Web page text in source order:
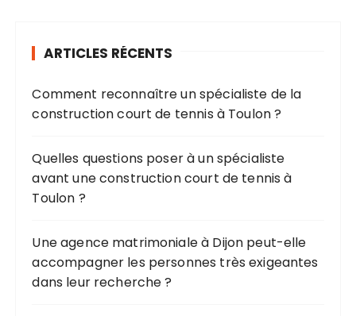
e
p
u
r
ARTICLES RÉCENTS
Comment reconnaître un spécialiste de la
construction court de tennis à Toulon ?
Quelles questions poser à un spécialiste
avant une construction court de tennis à
Toulon ?
Une agence matrimoniale à Dijon peut-elle
accompagner les personnes très exigeantes
dans leur recherche ?